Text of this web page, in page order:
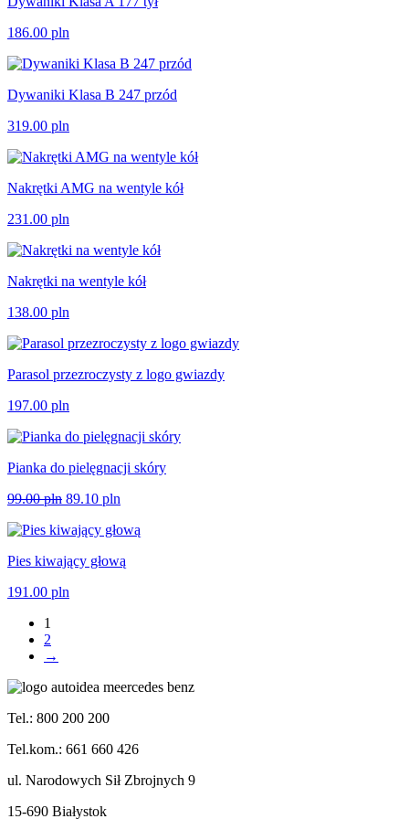
186.00 pln
Dywaniki Klasa B 247 przód
319.00 pln
Nakrętki AMG na wentyle kół
231.00 pln
Nakrętki na wentyle kół
138.00 pln
Parasol przezroczysty z logo gwiazdy
197.00 pln
Pianka do pielęgnacji skóry
99.00pln 89.10 pln
Pies kiwający głową
191.00 pln
1
2
→
Tel.: 800 200 200
Tel.kom.: 661 660 426
ul. Narodowych Sił Zbrojnych 9
15-690 Białystok